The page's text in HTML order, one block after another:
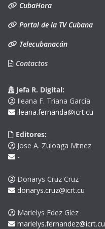
CubaHora
Portal de la TV Cubana
Telecubanacán
Contactos
Jefa R. Digital:
Ileana F. Triana García
ileana.fernanda@icrt.cu
Editores:
Jose A. Zuloaga Mtnez
-
Donarys Cruz Cruz
donarys.cruz@icrt.cu
Marielys Fdez Glez
marielys.fernandez@icrt.cu